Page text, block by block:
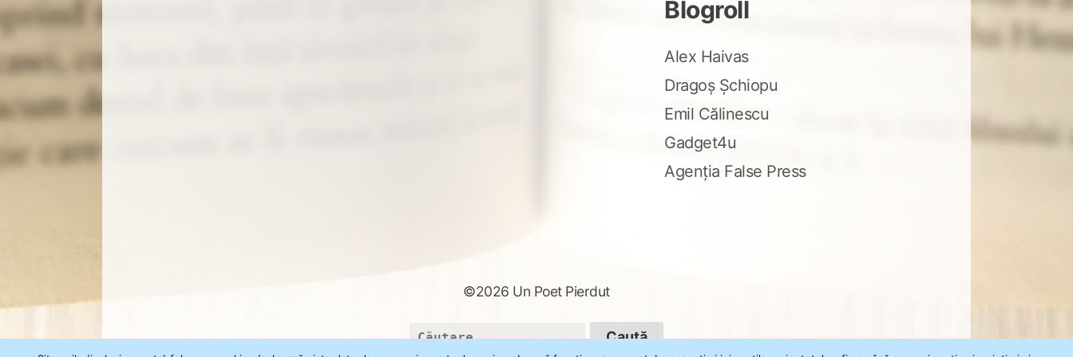
Blogroll
Alex Haivas
Dragoș Șchiopu
Emil Călinescu
Gadget4u
Agenția False Press
©2026 Un Poet Pierdut
Caută